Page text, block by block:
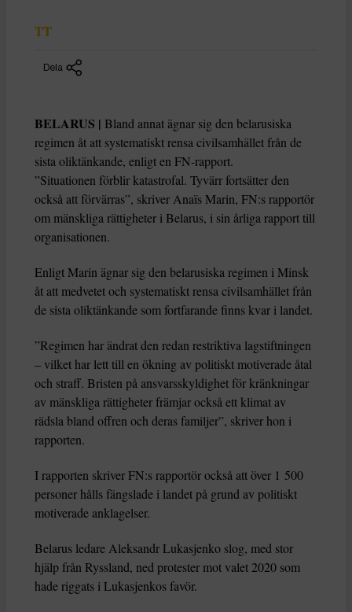
TT
Dela
BELARUS | Bland annat ägnar sig den belarusiska
regimen åt att systematiskt rensa civilsamhället från de
sista oliktänkande, enligt en FN-rapport.
”Situationen förblir katastrofal. Tyvärr fortsätter den
också att förvärras”, skriver Anaïs Marin, FN:s rapportör
om mänskliga rättigheter i Belarus, i sin årliga rapport till
organisationen.
Enligt Marin ägnar sig den belarusiska regimen i Minsk
åt att medvetet och systematiskt rensa civilsamhället från
de sista oliktänkande som fortfarande finns kvar i landet.
”Regimen har ändrat den redan restriktiva lagstiftningen
– vilket har lett till en ökning av politiskt motiverade åtal
och straff. Bristen på ansvarsskyldighet för kränkningar
av mänskliga rättigheter främjar också ett klimat av
rädsla bland offren och deras familjer”, skriver hon i
rapporten.
I rapporten skriver FN:s rapportör också att över 1 500
personer hålls fängslade i landet på grund av politiskt
motiverade anklagelser.
Belarus ledare Aleksandr Lukasjenko slog, med stor
hjälp från Ryssland, ned protester mot valet 2020 som
hade riggats i Lukasjenkos favör.